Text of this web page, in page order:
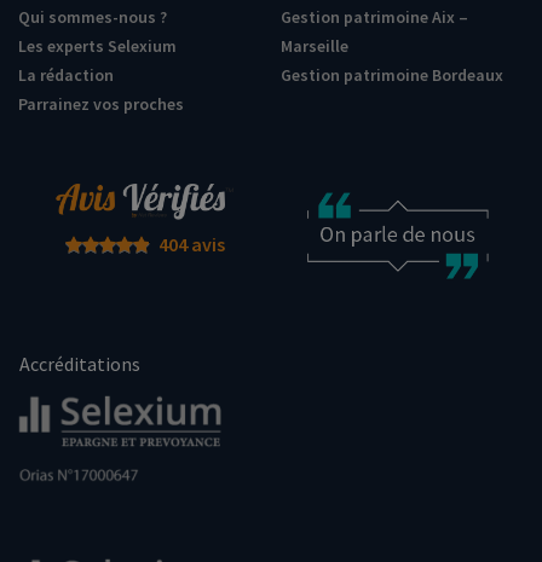
Qui sommes-nous ?
Les experts Selexium
La rédaction
Parrainez vos proches
Gestion patrimoine Aix –
Marseille
Gestion patrimoine Bordeaux
404 avis
Accréditations